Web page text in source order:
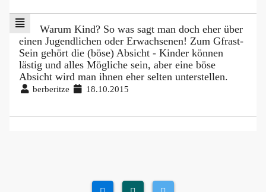
Warum Kind? So was sagt man doch eher über
einen Jugendlichen oder Erwachsenen! Zum Gfrast-
Sein gehört die (böse) Absicht - Kinder können
lästig und alles Mögliche sein, aber eine böse
Absicht wird man ihnen eher selten unterstellen.
berberitze 18.10.2015